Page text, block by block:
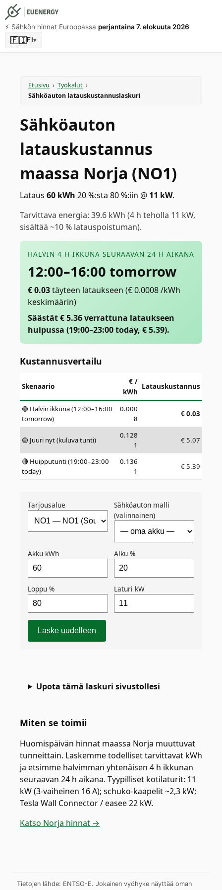
⚡️ Sähkön hinnat Euroopassa perjantaina 7. elokuuta 2026
🇫🇮FI▾
Etusivu › Työkalut ›
Sähköauton latauskustannuslaskuri
Sähköauton
latauskustannus
maassa Norja (NO1)
Lataus 60 kWh 20 %:sta 80 %:iin @ 11 kW.
Tarvittava energia: 39.6 kWh (4 h teholla 11 kW,
sisältää ~10 % latauspoistuman).
HALVIN 4 H IKKUNA SEURAAVAN 24 H AIKANA
12:00–16:00 tomorrow
€0.03täyteen lataukseen (€ 0.0008 /kWh
keskimäärin)
Säästät € 5.36 verrattuna lataukseen
huipussa (19:00–23:00 today, € 5.39).
Kustannusvertailu
Skenaario
€ /
kWh
Latauskustannus
🟢 Halvin ikkuna (12:00–16:00
tomorrow)
0.000
8
€0.03
🟡 Juuri nyt (kuluva tunti)
0.128
1
€ 5.07
🔴 Huipputunti (19:00–23:00
today)
0.136
1
€ 5.39
Tarjousalue
Sähköauton malli
(valinnainen)
Akku kWh Alku %
Loppu % Laturi kW
Laske uudelleen
Upota tämä laskuri sivustollesi
Miten se toimii
Huomispäivän hinnat maassa Norja muuttuvat
tunneittain. Laskemme todelliset tarvittavat kWh
ja etsimme halvimman yhtenäisen 4 h ikkunan
seuraavan 24 h aikana. Tyypilliset kotilaturit: 11
kW (3-vaiheinen 16 A); schuko-kaapelit ~2,3 kW;
Tesla Wall Connector / easee 22 kW.
Katso Norja hinnat →
Tietojen lähde: ENTSO-E. Jokainen vyöhyke näyttää oman